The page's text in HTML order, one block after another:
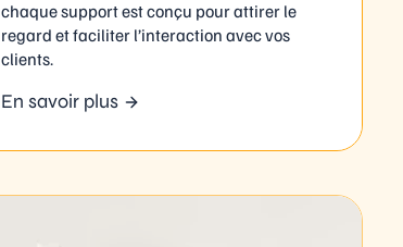
chaque support est conçu pour attirer le
regard et faciliter l’interaction avec vos
clients.
En savoir plus